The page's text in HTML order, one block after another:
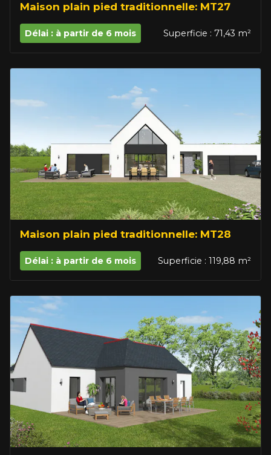
Maison plain pied traditionnelle: MT27
Délai : à partir de 6 mois Superficie : 71,43 m²
Maison plain pied traditionnelle: MT28
Délai : à partir de 6 mois Superficie : 119,88 m²